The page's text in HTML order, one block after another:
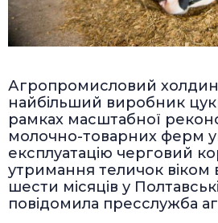
Агропромисловий
найбільший виробник
рамках масштабної
молочно-товарних ферм
експлуатацію черговий
утримання теличок віком
шести місяців у
повідомила пресслужба